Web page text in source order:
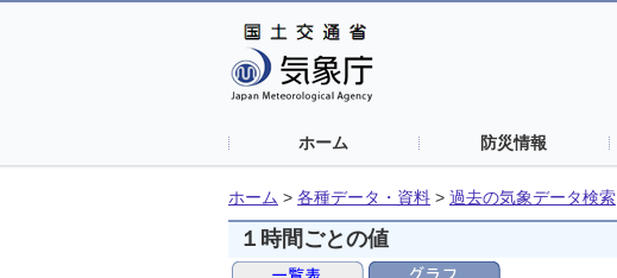
ホーム 防災情報
ホーム > 各種データ・資料 > 過去の気象データ検索
１時間ごとの値